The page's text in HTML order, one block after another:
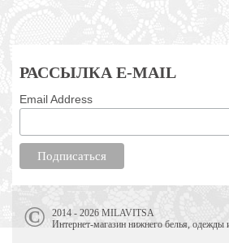
РАССЫЛКА E-MAIL
Email Address
2014 - 2026 MILAVITSA
Интернет-магазин нижнего белья, одежды